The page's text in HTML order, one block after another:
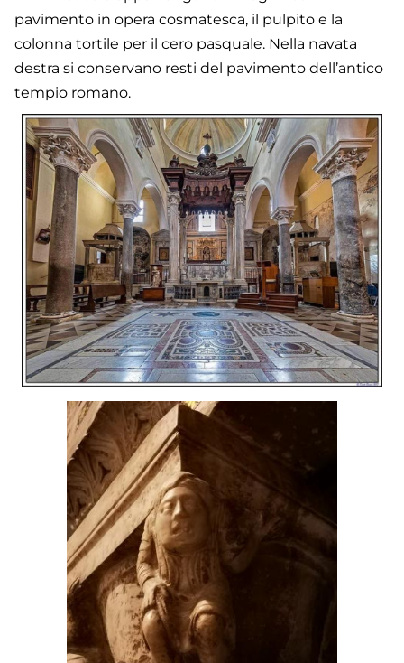
pavimento in opera cosmatesca, il pulpito e la
colonna tortile per il cero pasquale. Nella navata
destra si conservano resti del pavimento dell’antico
tempio romano.